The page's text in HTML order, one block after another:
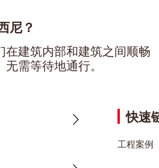
尼？
在建筑内部和建筑之间顺畅
需等待地通行。
快速
工程案例